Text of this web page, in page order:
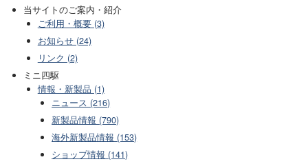
当サイトのご案内・紹介
ご利用・概要 (3)
お知らせ (24)
リンク (2)
ミニ四駆
情報・新製品 (1)
ニュース (216)
新製品情報 (790)
海外新製品情報 (153)
ショップ情報 (141)